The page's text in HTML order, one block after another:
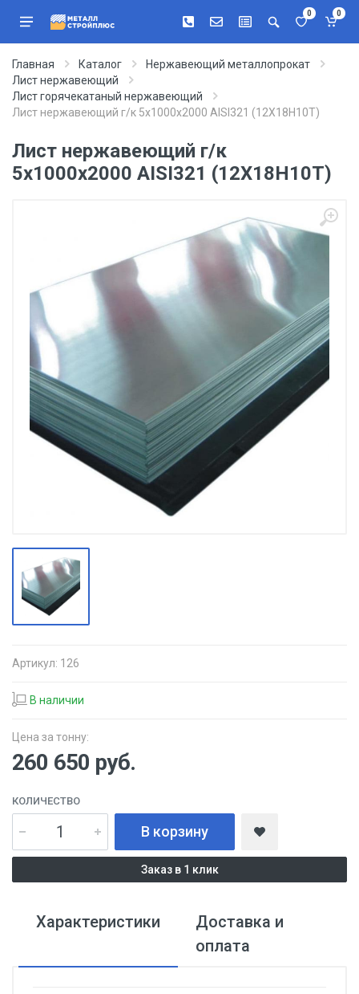
0 0
Главная Каталог
Нержавеющий металлопрокат
Лист нержавеющий
Лист горячекатаный нержавеющий
Лист нержавеющий г/к 5х1000х2000 AISI321 (12Х18Н10Т)
Лист нержавеющий г/к
5х1000х2000 AISI321 (12Х18Н10Т)
Артикул: 126
В наличии
Цена за тонну:
260 650 руб.
КОЛИЧЕСТВО
В корзину
Заказ в 1 клик
Характеристики
Доставка и
оплата